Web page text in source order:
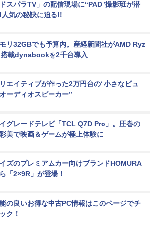
ドスパラTV」の配信現場に“PAD”撮影班が潜
人気の秘訣に迫る!!
リ32GBでも予算内。産経新聞社がAMD Ryz
載dynabookを2千台導入
エイティブが作った2万円台の“小さなピュ
ーディオスピーカー”
グレードテレビ「TCL Q7D Pro」。圧巻の
美で映画＆ゲームが極上体験に
ズのプレミアムカー向けブランドHOMURA
「2×9R」が登場！
の良いお得な中古PC情報はこのページでチ
ク！